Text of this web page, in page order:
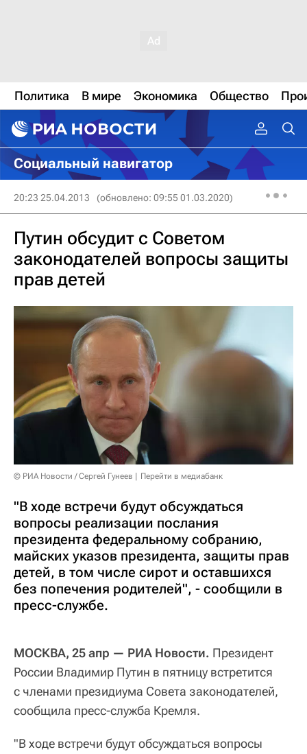
Политика В мире Экономика Общество
Социальный навигатор
20:23 25.04.2013 (обновлено: 09:55 01.03.2020)
Путин обсудит с Советом
законодателей вопросы защиты
прав детей
© РИА Новости / Сергей Гунеев Перейти в медиабанк
"В ходе встречи будут обсуждаться
вопросы реализации послания
президента федеральному собранию,
майских указов президента, защиты прав
детей, в том числе сирот и оставшихся
без попечения родителей", - сообщили в
пресс-службе.
МОСКВА, 25 апр — РИА Новости. Президент
России Владимир Путин в пятницу встретится
с членами президиума Совета законодателей,
сообщила пресс-служба Кремля.
"В ходе встречи будут обсуждаться вопросы